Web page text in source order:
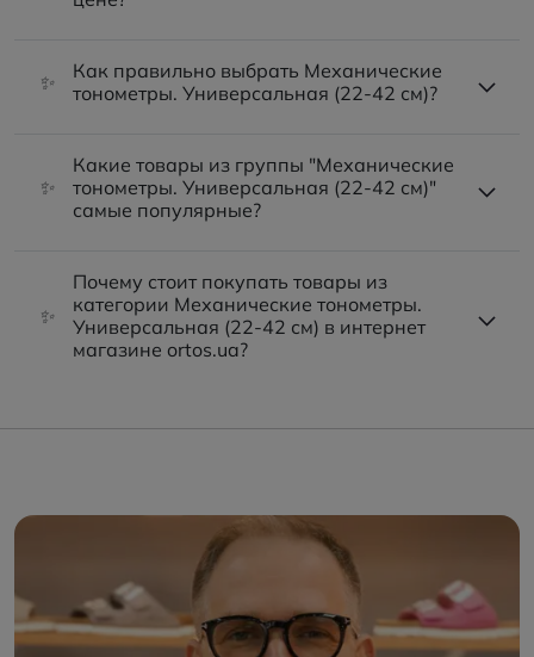
✨
Как правильно выбрать Механические
тонометры. Универсальная (22-42 см)?
✨
Какие товары из группы "Механические
тонометры. Универсальная (22-42 см)"
самые популярные?
✨
Почему стоит покупать товары из
категории Механические тонометры.
Универсальная (22-42 см) в интернет
магазине ortos.ua?